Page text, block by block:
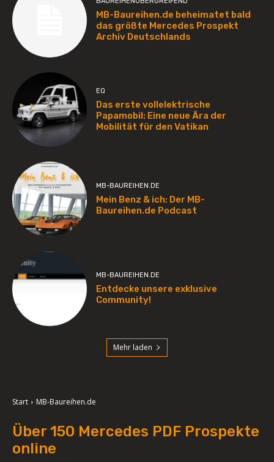
MB-Baureihen.de beheimatet bald
das größte Mercedes Prospekt
Archiv Deutschlands
EQ
Das erste vollelektrische
Papamobil: Eine neue Ära der
Mobilität für den Vatikan
MB-BAUREIHEN.DE
Mein Benz & ich: Der MB-
Baureihen.de Podcast
MB-BAUREIHEN.DE
Entdecke unsere exklusive
Community!
Mehr laden